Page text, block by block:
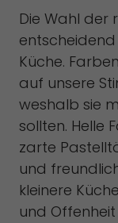
Die Wahl der
Küche.
auf unsere
weshalb sie
sollten. Helle
zarte
und
kleinere
und